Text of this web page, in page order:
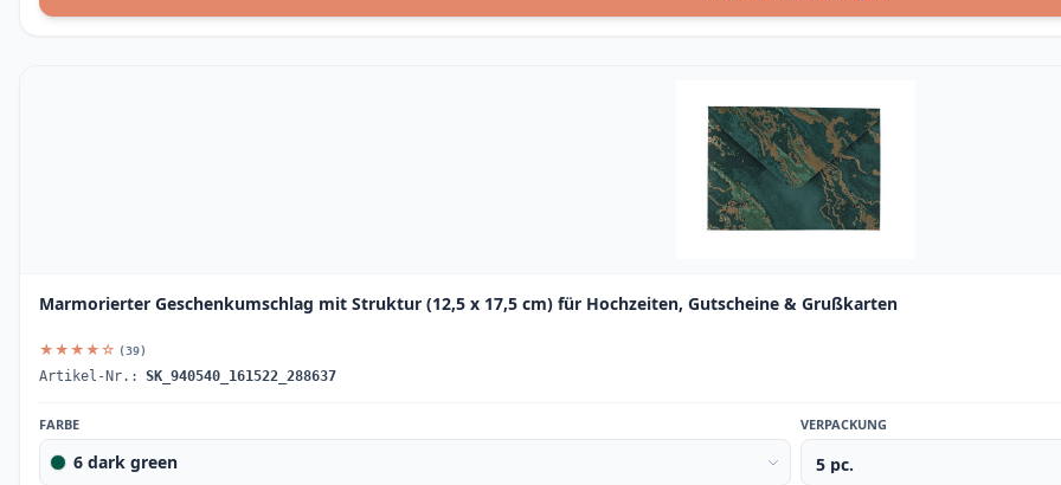
Marmorierter Geschenkumschlag mit Struktur (12,5 x 17,5 cm) für Hochzeiten, Gutscheine & Grußkarten
★★★★☆ (39)
Artikel-Nr.: SK_940540_161522_288637
FARBE
6 dark green
VERPACKUNG